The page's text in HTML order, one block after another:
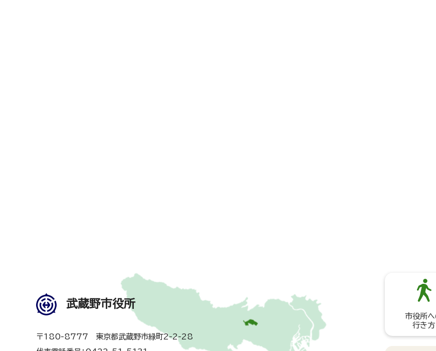
武蔵野市役所
〒180-8777 東京都武蔵野市緑町2-2-28
市役所へ
行き方